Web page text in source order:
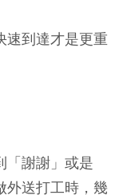
速到達才是更重
「謝謝」或是
外送打工時，幾